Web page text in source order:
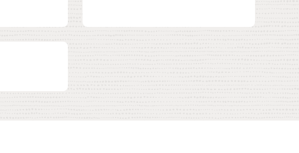
画を結び付けて、新しいサービスベース製品の
デル化します。
Managementの詳細
務計画と結び付け、適切な投資を割り当てて、
トします。
Managementを使用した人材計画の詳細
を事前に予測し、必要に応じて素早く方向転換
ライチェーン・コマンドセンターを設置し
て、デジタル製品やサービスをより迅速で簡単